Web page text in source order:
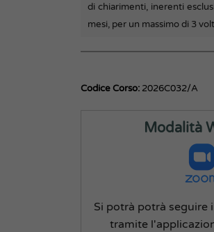
di chiarimenti, inerenti
mesi, per un massimo di 3
Codice Corso: 2026C032/A
Modalità
Si potrà potrà seguire
tramite